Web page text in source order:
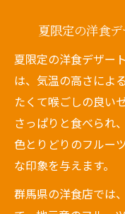
夏限定の洋食
夏限定の洋食デザー
は、気温の高さによ
たくて喉ごしの良い
さっぱりと食べられ
色とりどりのフルー
な印象を与えます。
群馬県の洋食店では